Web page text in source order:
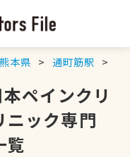
熊本県 通町筋駅
ペインクリ
ニック専門
覧